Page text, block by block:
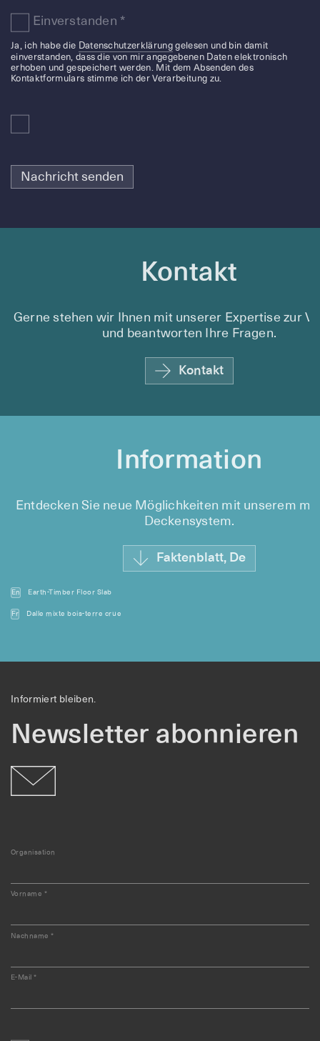
Einverstanden*
Ja, ich habe die Datenschutzerklärung gelesen und bin damit
einverstanden, dass die von mir angegebenen Daten elektronisch
erhoben und gespeichert werden. Mit dem Absenden des
Kontaktformulars stimme ich der Verarbeitung zu.
Nachricht senden
Kontakt
Gerne stehen wir Ihnen mit unserer Expertise zur
und beantworten Ihre Fragen.
Kontakt
Information
Entdecken Sie neue Möglichkeiten mit unserem
Deckensystem.
Faktenblatt, De
En Earth-Timber Floor Slab
Fr Dalle mixte bois-terre crue
Informiert bleiben.
Newsletter abonnieren
Organisation
Vorname *
Nachname*
E-Mail*